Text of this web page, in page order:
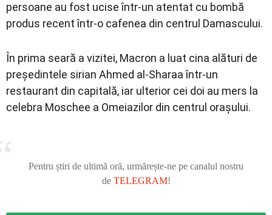
persoane au fost ucise într-un atentat cu bombă
produs recent într-o cafenea din centrul Damascului.
În prima seară a vizitei, Macron a luat cina alături de
președintele sirian Ahmed al-Sharaa într-un
restaurant din capitală, iar ulterior cei doi au mers la
celebra Moschee a Omeiazilor din centrul orașului.
Pentru știri de ultimă oră, urmărește-ne pe canalul nostru
de TELEGRAM!